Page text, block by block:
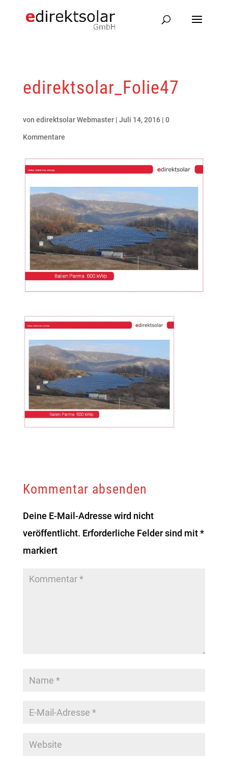
edirektsolar_Folie47
von edirektsolar Webmaster| Juli 14, 2016| 0
Kommentare
Kommentar absenden
Deine E-Mail-Adresse wird nicht
veröffentlicht. Erforderliche Felder sind mit*
markiert